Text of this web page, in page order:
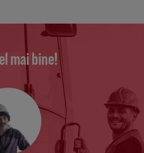
mai bine!